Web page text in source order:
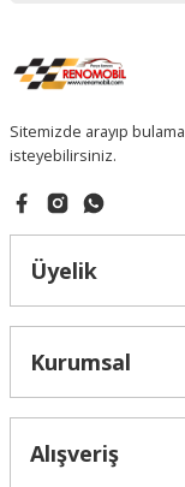
Sitemizde arayıp
isteyebilirsiniz.
Üyelik
Kurumsal
Alışveriş